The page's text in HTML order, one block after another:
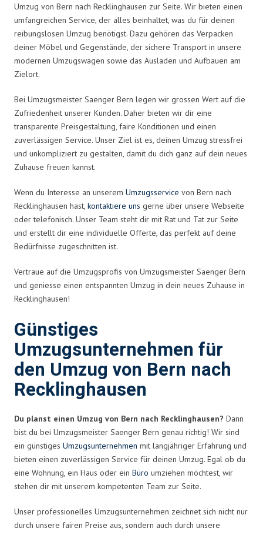
Umzug von Bern nach Recklinghausen zur Seite. Wir bieten einen
umfangreichen Service, der alles beinhaltet, was du für deinen
reibungslosen Umzug benötigst. Dazu gehören das Verpacken
deiner Möbel und Gegenstände, der sichere Transport in unsere
modernen Umzugswagen sowie das Ausladen und Aufbauen am
Zielort.
Bei Umzugsmeister Saenger Bern legen wir grossen Wert auf die
Zufriedenheit unserer Kunden. Daher bieten wir dir eine
transparente Preisgestaltung, faire Konditionen und einen
zuverlässigen Service. Unser Ziel ist es, deinen Umzug stressfrei
und unkompliziert zu gestalten, damit du dich ganz auf dein neues
Zuhause freuen kannst.
Wenn du Interesse an unserem Umzugsservice von Bern nach
Recklinghausen hast, kontaktiere uns gerne über unsere Webseite
oder telefonisch. Unser Team steht dir mit Rat und Tat zur Seite
und erstellt dir eine individuelle Offerte, das perfekt auf deine
Bedürfnisse zugeschnitten ist.
Vertraue auf die Umzugsprofis von Umzugsmeister Saenger Bern
und geniesse einen entspannten Umzug in dein neues Zuhause in
Recklinghausen!
Günstiges
Umzugsunternehmen für
den Umzug von Bern nach
Recklinghausen
Du planst einen Umzug von Bern nach Recklinghausen? Dann
bist du bei Umzugsmeister Saenger Bern genau richtig! Wir sind
ein günstiges Umzugsunternehmen mit langjähriger Erfahrung und
bieten einen zuverlässigen Service für deinen Umzug. Egal ob du
eine Wohnung, ein Haus oder ein Büro umziehen möchtest, wir
stehen dir mit unserem kompetenten Team zur Seite.
Unser professionelles Umzugsunternehmen zeichnet sich nicht nur
durch unsere fairen Preise aus, sondern auch durch unsere